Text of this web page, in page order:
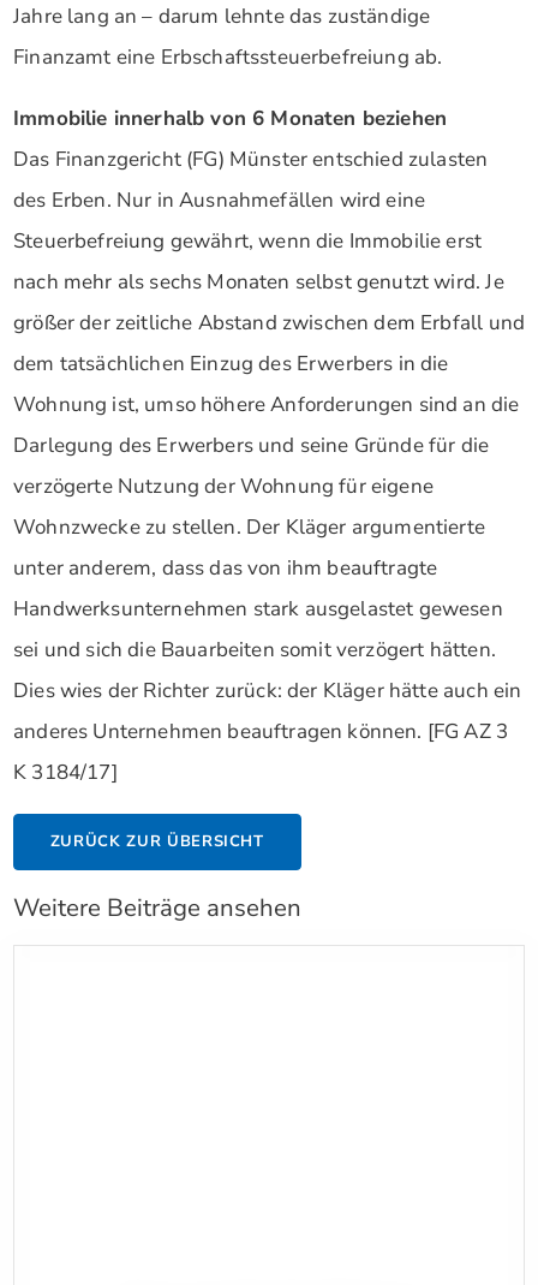
Jahre lang an – darum lehnte das zuständige
Finanzamt eine Erbschaftssteuerbefreiung ab.
Immobilie innerhalb von 6 Monaten beziehen
Das Finanzgericht (FG) Münster entschied zulasten
des Erben. Nur in Ausnahmefällen wird eine
Steuerbefreiung gewährt, wenn die Immobilie erst
nach mehr als sechs Monaten selbst genutzt wird. Je
größer der zeitliche Abstand zwischen dem Erbfall und
dem tatsächlichen Einzug des Erwerbers in die
Wohnung ist, umso höhere Anforderungen sind an die
Darlegung des Erwerbers und seine Gründe für die
verzögerte Nutzung der Wohnung für eigene
Wohnzwecke zu stellen. Der Kläger argumentierte
unter anderem, dass das von ihm beauftragte
Handwerksunternehmen stark ausgelastet gewesen
sei und sich die Bauarbeiten somit verzögert hätten.
Dies wies der Richter zurück: der Kläger hätte auch ein
anderes Unternehmen beauftragen können. [FG AZ 3
K 3184/17]
ZURÜCK ZUR ÜBERSICHT
Weitere Beiträge ansehen